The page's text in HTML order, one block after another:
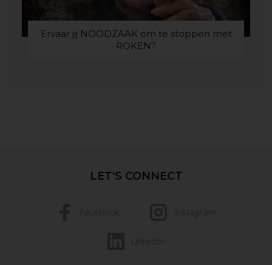
Ervaar jij NOODZAAK om te stoppen met
ROKEN?
LET'S CONNECT